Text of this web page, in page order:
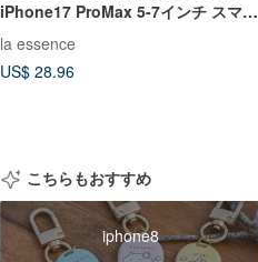
iPhone17 ProMax 5-7インチ スマホ
ケース
la essence
US$ 28.96
こちらもおすすめ
iphone8